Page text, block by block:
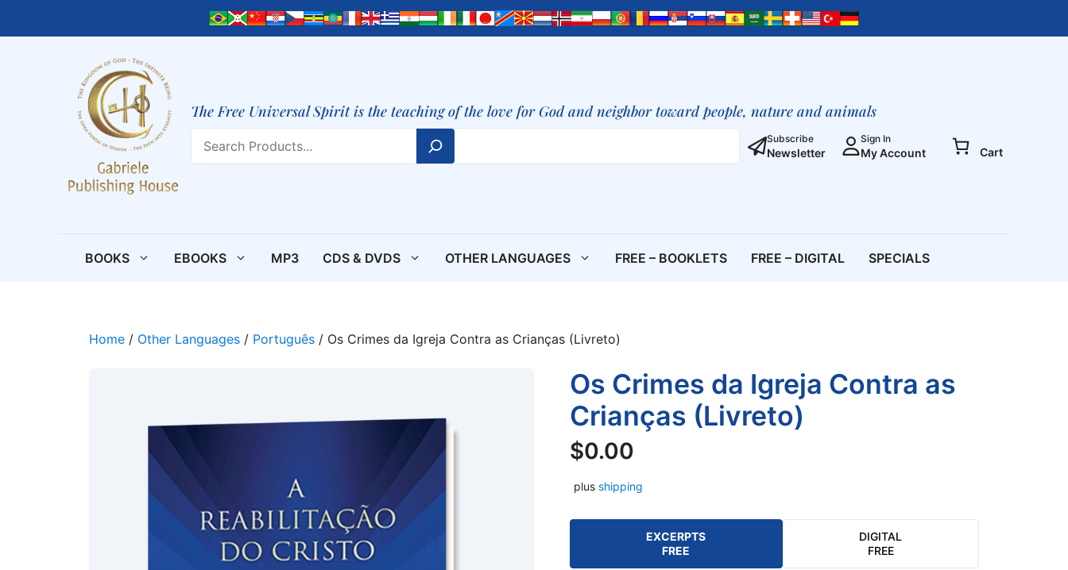
The Free Universal Spirit is the teaching of the love for God and neighbor toward people, nature and animals
Subscribe
Newsletter
Sign In
My Account Cart
BOOKS EBOOKS MP3 CDS & DVDS OTHER LANGUAGES FREE – BOOKLETS FREE – DIGITAL SPECIALS
Home / Other Languages / Português / Os Crimes da Igreja Contra as Crianças (Livreto)
Os Crimes da Igreja Contra as
Crianças (Livreto)
$0.00
plus shipping
EXCERPTS
FREE
DIGITAL
FREE
da
Igreja
quantity